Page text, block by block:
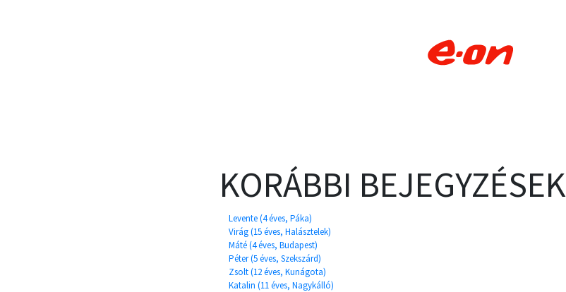
KORÁBBI BEJEGYZÉSEK
Levente (4 éves, Páka)
Virág (15 éves, Halásztelek)
Máté (4 éves, Budapest)
Péter (5 éves, Szekszárd)
Zsolt (12 éves, Kunágota)
Katalin (11 éves, Nagykálló)